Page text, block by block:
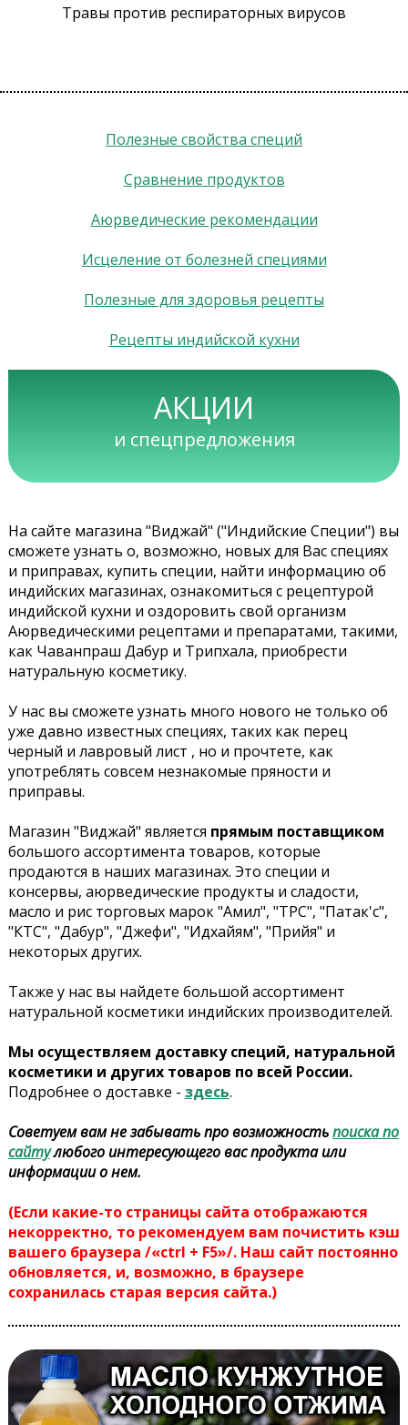
Травы против респираторных вирусов
Полезные свойства специй
Сравнение продуктов
Аюрведические рекомендации
Исцеление от болезней специями
Полезные для здоровья рецепты
Рецепты индийской кухни
АКЦИИ
и спецпредложения
На сайте магазина "Виджай" ("Индийские Специи") вы
сможете узнать о, возможно, новых для Вас специях
и приправах, купить специи, найти информацию об
индийских магазинах, ознакомиться с рецептурой
индийской кухни и оздоровить свой организм
Аюрведическими рецептами и препаратами, такими,
как Чаванпраш Дабур и Трипхала, приобрести
натуральную косметику.
У нас вы сможете узнать много нового не только об
уже давно известных специях, таких как перец
черный и лавровый лист , но и прочтете, как
употреблять совсем незнакомые пряности и
приправы.
Магазин "Виджай" является прямым поставщиком
большого ассортимента товаров, которые
продаются в наших магазинах. Это специи и
консервы, аюрведические продукты и сладости,
масло и рис торговых марок "Амил", "ТРС", "Патак'с",
"КТС", "Дабур", "Джефи", "Идхайям", "Прийя" и
некоторых других.
Также у нас вы найдете большой ассортимент
натуральной косметики индийских производителей.
Мы осуществляем доставку специй, натуральной
косметики и других товаров по всей России.
Подробнее о доставке - здесь.
Советуем вам не забывать про возможностьпоиска по
сайтулюбого интересующего вас продукта или
информации о нем.
(Если какие-то страницы сайта отображаются
некорректно, то рекомендуем вам почистить кэш
вашего браузера /«ctrl + F5»/. Наш сайт постоянно
обновляется, и, возможно, в браузере
сохранилась старая версия сайта.)